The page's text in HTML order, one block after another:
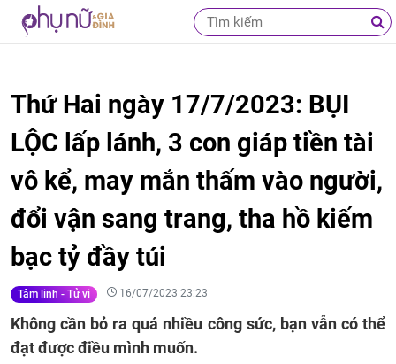
Thứ Hai ngày 17/7/2023: BỤI
LỘC lấp lánh, 3 con giáp tiền tài
vô kể, may mắn thấm vào người,
đổi vận sang trang, tha hồ kiếm
bạc tỷ đầy túi
Tâm linh - Tử vi 16/07/2023 23:23
Không cần bỏ ra quá nhiều công sức, bạn vẫn có thể
đạt được điều mình muốn.